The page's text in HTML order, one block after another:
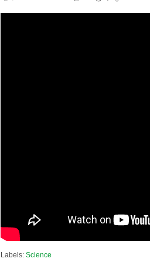
Labels: Science